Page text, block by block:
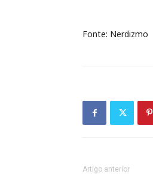
Fonte: Nerdizmo
Artigo anterior